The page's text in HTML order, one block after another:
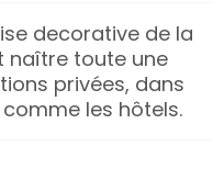
decorative de la
naître toute une
privées, dans
les hôtels.